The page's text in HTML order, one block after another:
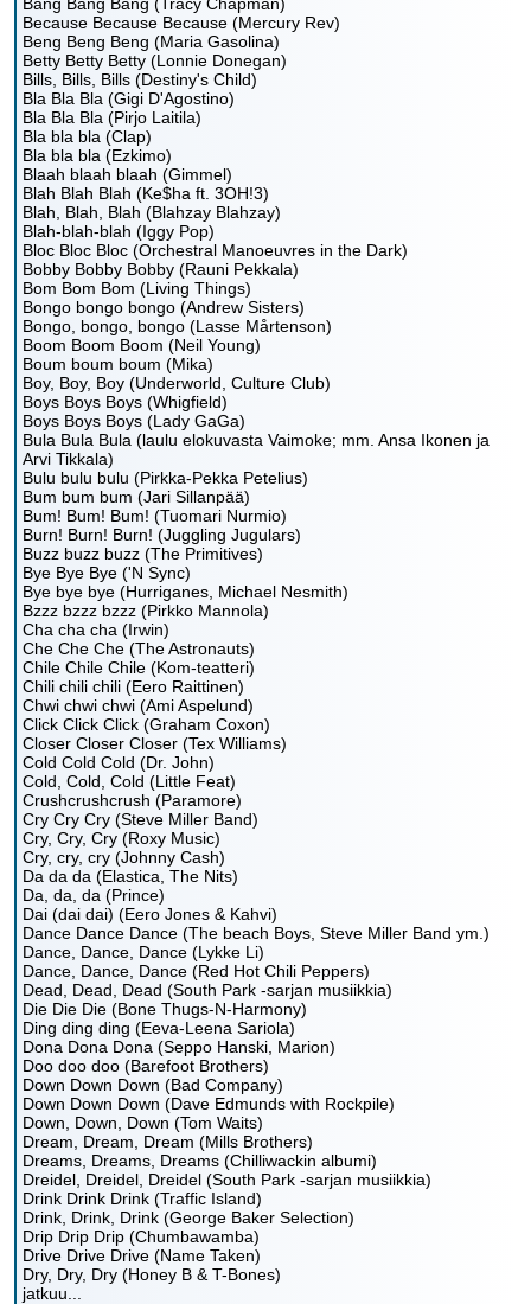
Because Because Because (Mercury Rev)
Beng Beng Beng (Maria Gasolina)
Betty Betty Betty (Lonnie Donegan)
Bills, Bills, Bills (Destiny's Child)
Bla Bla Bla (Gigi D'Agostino)
Bla Bla Bla (Pirjo Laitila)
Bla bla bla (Clap)
Bla bla bla (Ezkimo)
Blaah blaah blaah (Gimmel)
Blah Blah Blah (Ke$ha ft. 3OH!3)
Blah, Blah, Blah (Blahzay Blahzay)
Blah-blah-blah (Iggy Pop)
Bloc Bloc Bloc (Orchestral Manoeuvres in the Dark)
Bobby Bobby Bobby (Rauni Pekkala)
Bom Bom Bom (Living Things)
Bongo bongo bongo (Andrew Sisters)
Bongo, bongo, bongo (Lasse Mårtenson)
Boom Boom Boom (Neil Young)
Boum boum boum (Mika)
Boy, Boy, Boy (Underworld, Culture Club)
Boys Boys Boys (Whigfield)
Boys Boys Boys (Lady GaGa)
Bula Bula Bula (laulu elokuvasta Vaimoke; mm. Ansa Ikonen ja
Arvi Tikkala)
Bulu bulu bulu (Pirkka-Pekka Petelius)
Bum bum bum (Jari Sillanpää)
Bum! Bum! Bum! (Tuomari Nurmio)
Burn! Burn! Burn! (Juggling Jugulars)
Buzz buzz buzz (The Primitives)
Bye Bye Bye ('N Sync)
Bye bye bye (Hurriganes, Michael Nesmith)
Bzzz bzzz bzzz (Pirkko Mannola)
Cha cha cha (Irwin)
Che Che Che (The Astronauts)
Chile Chile Chile (Kom-teatteri)
Chili chili chili (Eero Raittinen)
Chwi chwi chwi (Ami Aspelund)
Click Click Click (Graham Coxon)
Closer Closer Closer (Tex Williams)
Cold Cold Cold (Dr. John)
Cold, Cold, Cold (Little Feat)
Crushcrushcrush (Paramore)
Cry Cry Cry (Steve Miller Band)
Cry, Cry, Cry (Roxy Music)
Cry, cry, cry (Johnny Cash)
Da da da (Elastica, The Nits)
Da, da, da (Prince)
Dai (dai dai) (Eero Jones & Kahvi)
Dance Dance Dance (The beach Boys, Steve Miller Band ym.)
Dance, Dance, Dance (Lykke Li)
Dance, Dance, Dance (Red Hot Chili Peppers)
Dead, Dead, Dead (South Park -sarjan musiikkia)
Die Die Die (Bone Thugs-N-Harmony)
Ding ding ding (Eeva-Leena Sariola)
Dona Dona Dona (Seppo Hanski, Marion)
Doo doo doo (Barefoot Brothers)
Down Down Down (Bad Company)
Down Down Down (Dave Edmunds with Rockpile)
Down, Down, Down (Tom Waits)
Dream, Dream, Dream (Mills Brothers)
Dreams, Dreams, Dreams (Chilliwackin albumi)
Dreidel, Dreidel, Dreidel (South Park -sarjan musiikkia)
Drink Drink Drink (Traffic Island)
Drink, Drink, Drink (George Baker Selection)
Drip Drip Drip (Chumbawamba)
Drive Drive Drive (Name Taken)
Dry, Dry, Dry (Honey B & T-Bones)
jatkuu...